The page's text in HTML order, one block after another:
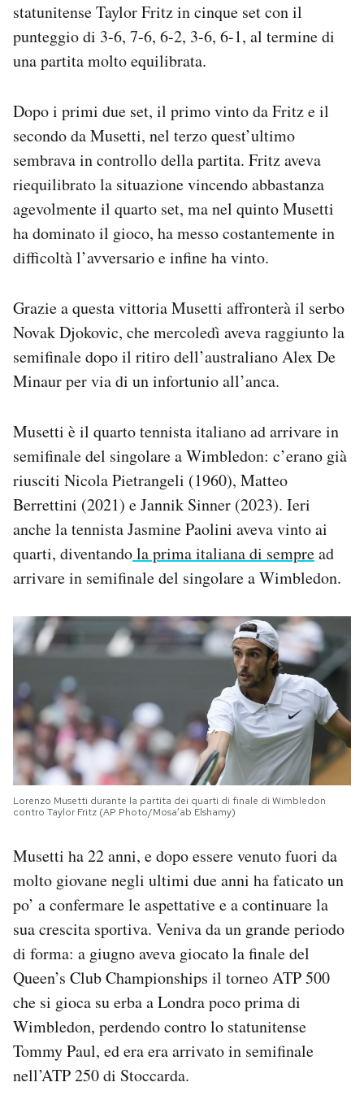
Notifiche mobile
Regala il Post
Hai bisogno di aiuto?
statunitense Taylor Fritz in cinque set con il
punteggio di 3-6, 7-6, 6-2, 3-6, 6-1, al termine di
una partita molto equilibrata.
Dopo i primi due set, il primo vinto da Fritz e il
secondo da Musetti, nel terzo quest’ultimo
sembrava in controllo della partita. Fritz aveva
riequilibrato la situazione vincendo abbastanza
agevolmente il quarto set, ma nel quinto Musetti
ha dominato il gioco, ha messo costantemente in
difficoltà l’avversario e infine ha vinto.
Grazie a questa vittoria Musetti affronterà il serbo
Novak Djokovic, che mercoledì aveva raggiunto la
semifinale dopo il ritiro dell’australiano Alex De
Minaur per via di un infortunio all’anca.
Musetti è il quarto tennista italiano ad arrivare in
semifinale del singolare a Wimbledon: c’erano già
riusciti Nicola Pietrangeli (1960), Matteo
Berrettini (2021) e Jannik Sinner (2023). Ieri
anche la tennista Jasmine Paolini aveva vinto ai
quarti, diventandola prima italiana di sempread
arrivare in semifinale del singolare a Wimbledon.
Lorenzo Musetti durante la partita dei quarti di finale di Wimbledon
contro Taylor Fritz (AP Photo/Mosa’ab Elshamy)
Musetti ha 22 anni, e dopo essere venuto fuori da
molto giovane negli ultimi due anni ha faticato un
po’ a confermare le aspettative e a continuare la
sua crescita sportiva. Veniva da un grande periodo
di forma: a giugno aveva giocato la finale del
Queen’s Club Championships il torneo ATP 500
che si gioca su erba a Londra poco prima di
Wimbledon, perdendo contro lo statunitense
Tommy Paul, ed era era arrivato in semifinale
nell’ATP 250 di Stoccarda.